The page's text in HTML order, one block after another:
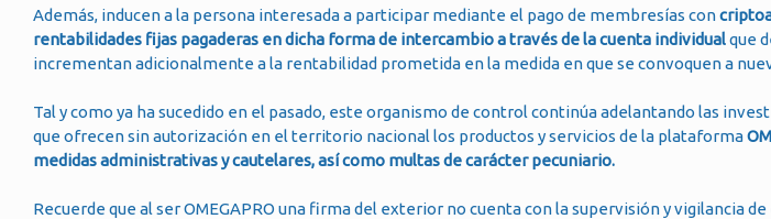
Además, inducen a la persona interesada a participar mediante el pago de membresías con
rentabilidades fijas pagaderas en dicha forma de intercambio a través de la cuenta individualque
incrementan adicionalmente a la rentabilidad prometida en la medida en que se convoquen a
Tal y como ya ha sucedido en el pasado, este organismo de control continúa adelantando las
que ofrecen sin autorización en el territorio nacional los productos y servicios de la plataforma
medidas administrativas y cautelares, así como multas de carácter pecuniario.
Recuerde que al ser OMEGAPRO una firma del exterior no cuenta con la supervisión y vigilancia de